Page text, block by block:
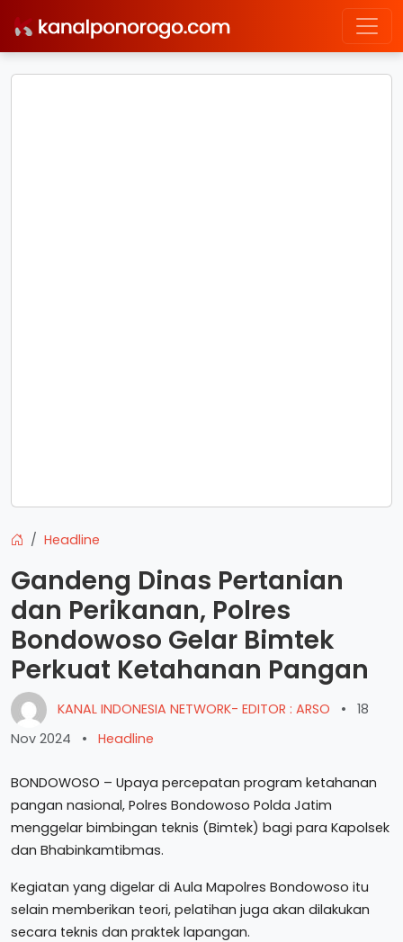
Headline
Gandeng Dinas Pertanian
dan Perikanan, Polres
Bondowoso Gelar Bimtek
Perkuat Ketahanan Pangan
KANAL INDONESIA NETWORK- EDITOR : ARSO •
18
Nov 2024
• Headline
BONDOWOSO – Upaya percepatan program ketahanan
pangan nasional, Polres Bondowoso Polda Jatim
menggelar bimbingan teknis (Bimtek) bagi para Kapolsek
dan Bhabinkamtibmas.
Kegiatan yang digelar di Aula Mapolres Bondowoso itu
selain memberikan teori, pelatihan juga akan dilakukan
secara teknis dan praktek lapangan.